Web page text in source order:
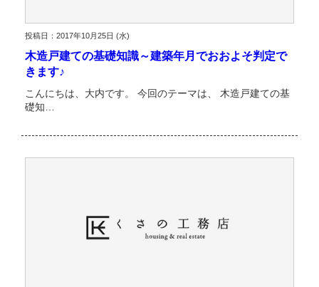
投稿日：2017年10月25日 (水)
木造戸建ての基礎知識～建築年月でおおよそ判定で
きます♪
こんにちは、大内です。 今回のテーマは、 木造戸建ての基
礎知…